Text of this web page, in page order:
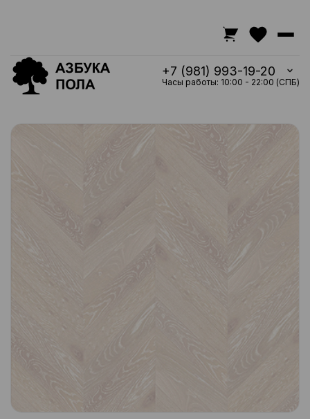
+7 (981) 993-19-20
Часы работы: 10:00 - 22:00 (СПБ)